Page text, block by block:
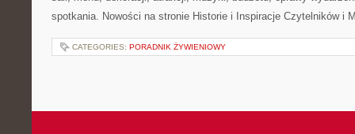
spotkania. Nowości na stronie Historie i Inspiracje Czytelników i
CATEGORIES: PORADNIK ŻYWIENIOWY